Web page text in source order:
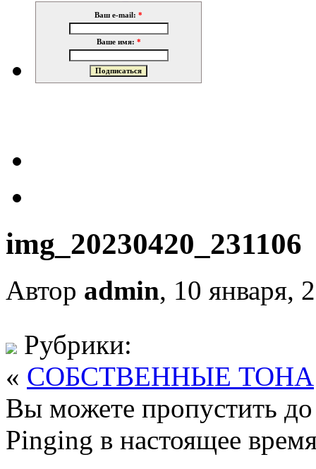
Ваш e-mail: *
Ваше имя: *
img_20230420_231106
Автор admin, 10 января,
Рубрики:
« СОБСТВЕННЫЕ ТОНА
Вы можете пропустить до
Pinging в настоящее